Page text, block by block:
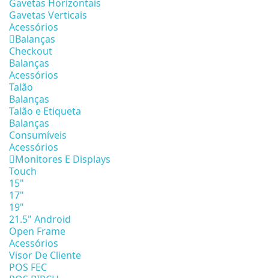
Gavetas Horizontais
Gavetas Verticais
Acessórios
Balanças
Checkout
Balanças
Acessórios
Talão
Balanças
Talão e Etiqueta
Balanças
Consumíveis
Acessórios
Monitores E Displays
Touch
15"
17"
19"
21.5" Android
Open Frame
Acessórios
Visor De Cliente
POS FEC